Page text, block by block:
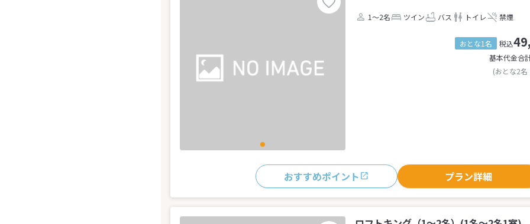
1～2名 ツイン バス トイレ 禁煙
おとな1名 税込
基本代金合
(おとな2
おすすめポイント プラン詳細